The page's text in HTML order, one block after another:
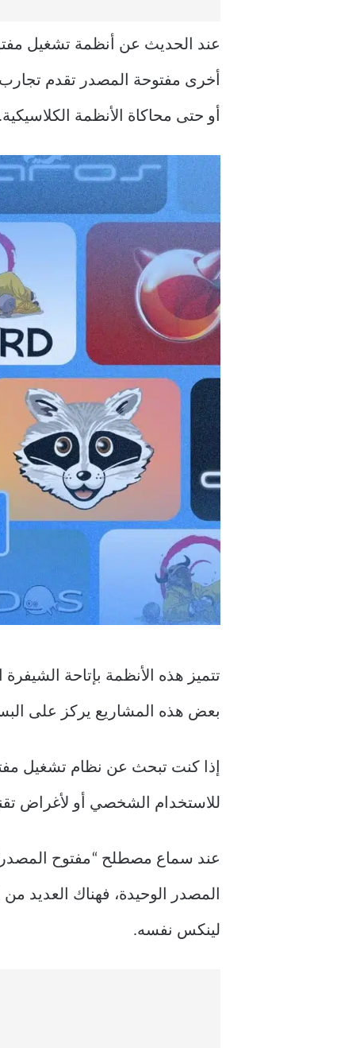
أخرى مفتوحة المصدر تقدم تجارب
أو حتى محاكاة الأنظمة الكلاسيكية.
تتميز هذه الأنظمة بإتاحة
بعض هذه المشاريع يركز على
للاستخدام الشخصي أو لأغراض
عند سماع مصطلح “مفتوح
المصدر الوحيدة، فهناك العديد
لينكس نفسه.